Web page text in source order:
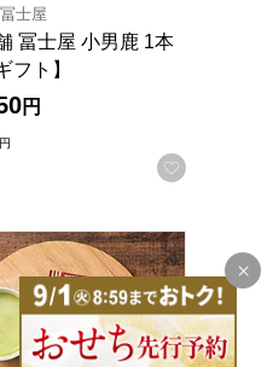
録する
士屋
冨士屋 小男鹿 1本
フト】
円
円
お気に入
ックスセット 15個[DTE-05A]
ーヒー インスタントミック